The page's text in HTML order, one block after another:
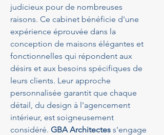
judicieux pour de nombreuses
raisons. Ce cabinet bénéficie d'une
expérience éprouvée dans la
conception de maisons élégantes et
fonctionnelles qui répondent aux
désirs et aux besoins spécifiques de
leurs clients. Leur approche
personnalisée garantit que chaque
détail, du design à l'agencement
intérieur, est soigneusement
considéré. GBA Architectes s'engage